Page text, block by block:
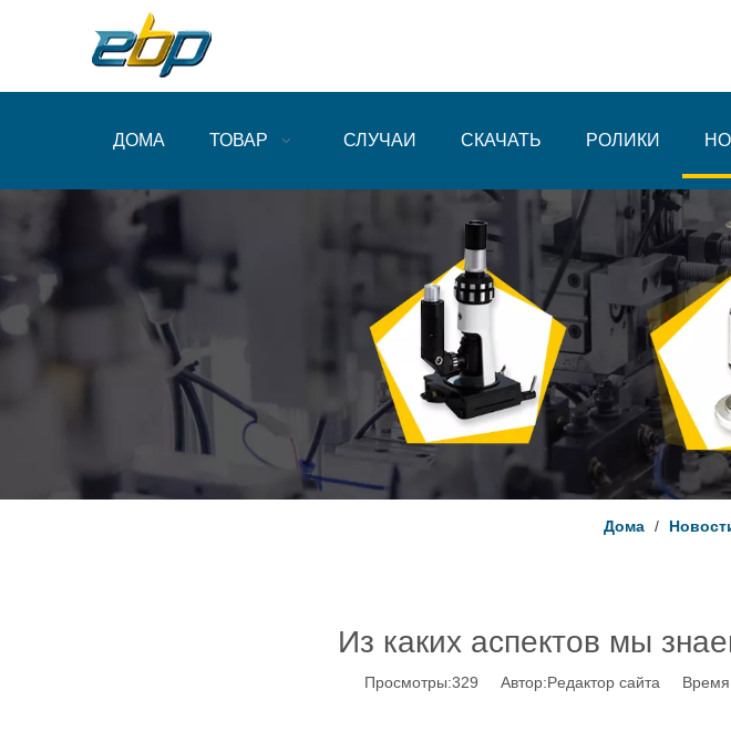
ДОМА ТОВАР СЛУЧАИ СКАЧАТЬ РОЛИКИ
Дома /
Из каких аспектов мы
Просмотры:329 Автор:Pедактор сайта